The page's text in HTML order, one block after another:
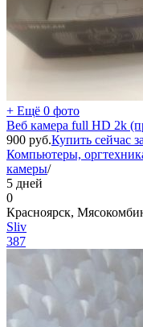
+ Ещё 0 фото
Веб камера full HD 2k
900 руб.Купить сейчас за
Компьютеры,
камеры/
5 дней
0
Красноярск,
Sliv
387